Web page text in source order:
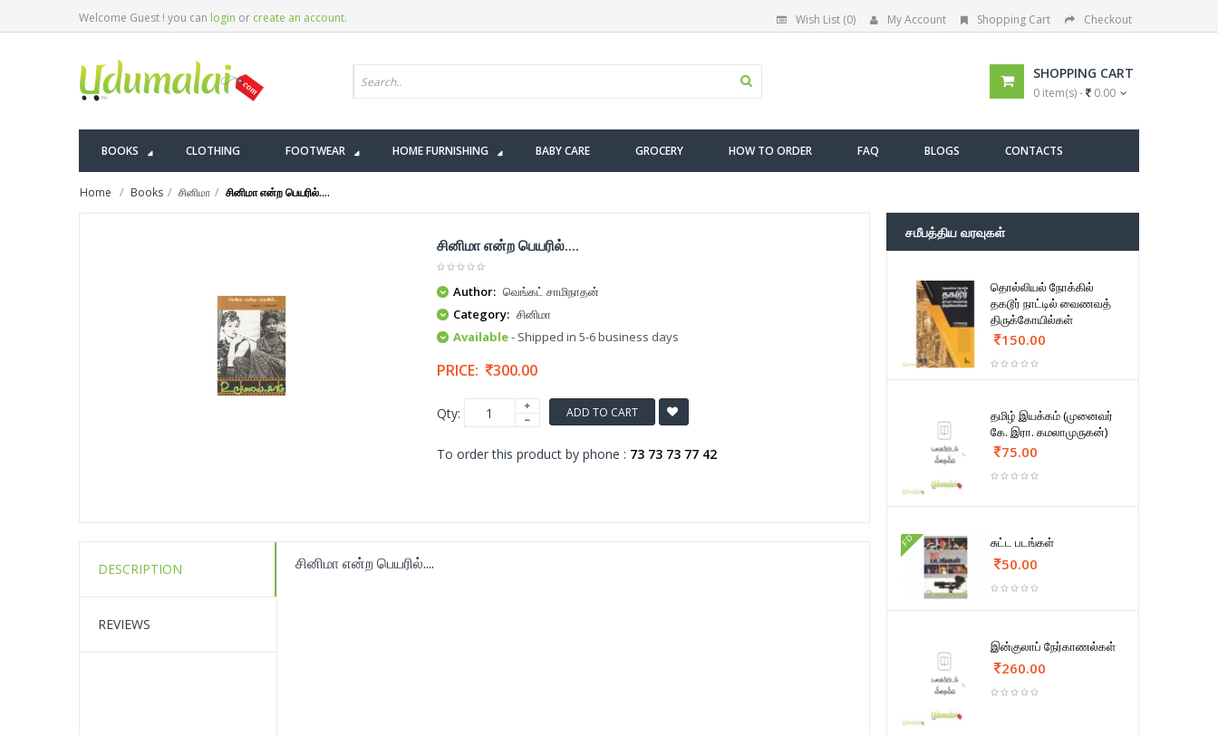
Welcome Guest ! you can login or create an account. Wish List (0) My Account Shopping Cart Checkout
SHOPPING CART
0 item(s) - 0.00
BOOKS CLOTHING FOOTWEAR HOME FURNISHING BABY CARE GROCERY HOW TO ORDER FAQ BLOGS CONTACTS
Home Books சினிமா சினிமா என்ற பெயரில்....
சினிமா என்ற பெயரில்....
Author: வெங்கட் சாமிநாதன்
Category: சினிமா
Available- Shipped in 5-6 business days
PRICE: 300.00
Qty: ADD TO CART
To order this product by phone : 73 73 73 77 42
DESCRIPTION
REVIEWS
சினிமா என்ற பெயரில்....
சமீபத்திய வரவுகள்
தொல்லியல் நோக்கில்
தகடூர் நாட்டில் வைணவத்
திருக்கோயில்கள்
150.00
தமிழ் இயக்கம் (முனைவர்
கே. இரா. கமலாமுருகன்)
75.00
FD சுட்ட படங்கள்
50.00
இன்குலாப் நேர்காணல்கள்
260.00